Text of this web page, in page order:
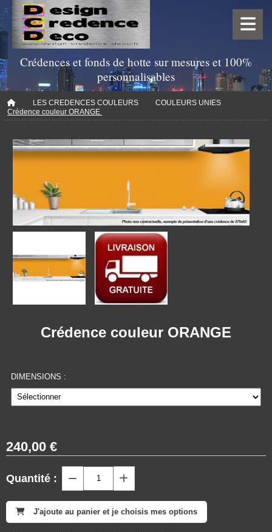
Crédences et fonds de hotte sur mesures et 100%
personnalisables
LES CREDENCES COULEURS
COULEURS UNIES
Crédence couleur ORANGE
Crédence couleur ORANGE
DIMENSIONS :
240,00 €
Quantité :
J'ajoute au panier et je choisis mes options